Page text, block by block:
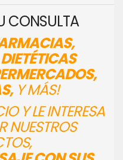
CONSULTA
Y MÁS!
Y LE INTERESA
NUESTROS